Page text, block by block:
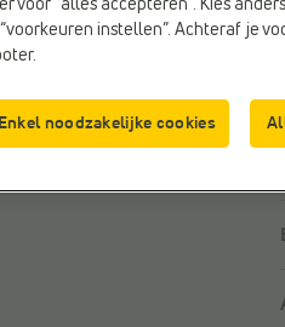
voor “alles accepteren”. Kies
instellen”. Achteraf je
Enkel noodzakelijke cookies